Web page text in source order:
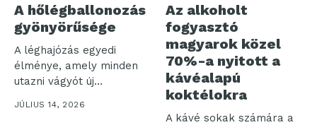
A hőlégballonozás
gyönyörűsége
A léghajózás egyedi
élménye, amely minden
utazni vágyót új
tapasztalatokkal
gazdagít. Ebben...
JÚLIUS 14, 2026
Az alkoholt
fogyasztó
magyarok közel
70%-a nyitott a
kávéalapú
koktélokra
A kávé sokak számára a